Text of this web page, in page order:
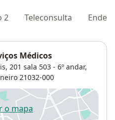
2 Teleconsulta
Médicos
201 sala 503 - 6º andar,
21032-000
o mapa
abre num novo separador